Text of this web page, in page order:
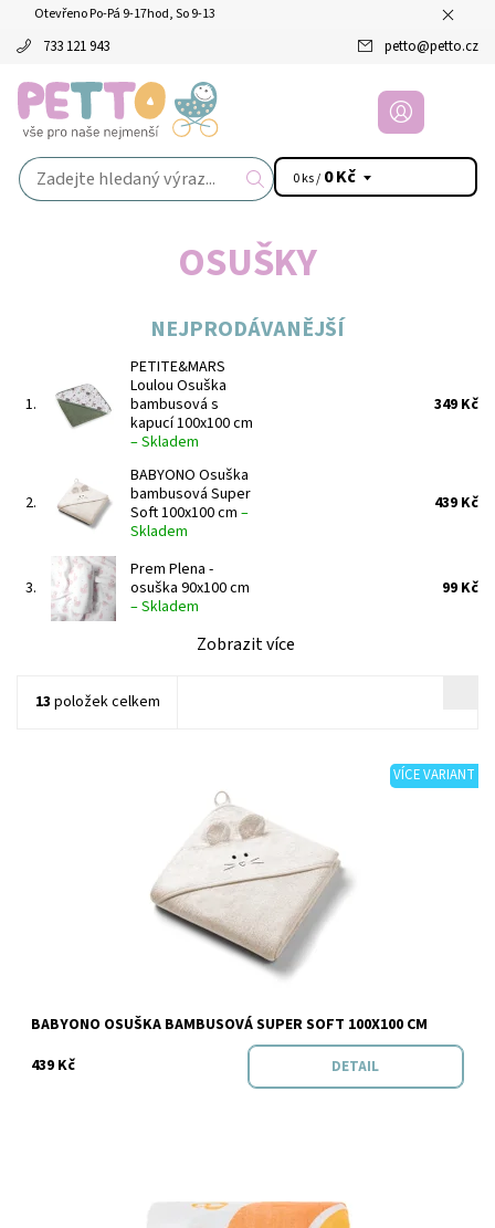
Otevřeno Po-Pá 9-17hod, So 9-13
733 121 943 petto@petto.cz
0 ks / 0 Kč
OSUŠKY
NEJPRODÁVANĚJŠÍ
1.
PETITE&MARS
Loulou Osuška
bambusová s
kapucí 100x100 cm
–Skladem
349 Kč
2.
BABYONO Osuška
bambusová Super
Soft 100x100 cm –
Skladem
439 Kč
3.
Prem Plena -
osuška 90x100 cm
–Skladem
99 Kč
Zobrazit více
13 položek celkem
VÍCE VARIANT
Skladem
Značka: Baby Ono
BABYONO OSUŠKA BAMBUSOVÁ SUPER SOFT 100X100 CM
439 Kč
DETAIL